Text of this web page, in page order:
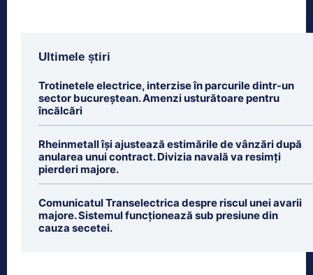
Ultimele știri
Trotinetele electrice, interzise în parcurile dintr-un
sector bucureștean. Amenzi usturătoare pentru
încălcări
Rheinmetall își ajustează estimările de vânzări după
anularea unui contract. Divizia navală va resimți
pierderi majore.
Comunicatul Transelectrica despre riscul unei avarii
majore. Sistemul funcționează sub presiune din
cauza secetei.